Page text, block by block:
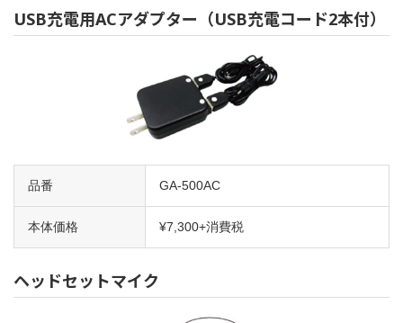
USB充電用ACアダプター（USB充電コード2本付）
品番 GA-500AC
本体価格 ¥7,300+消費税
ヘッドセットマイク